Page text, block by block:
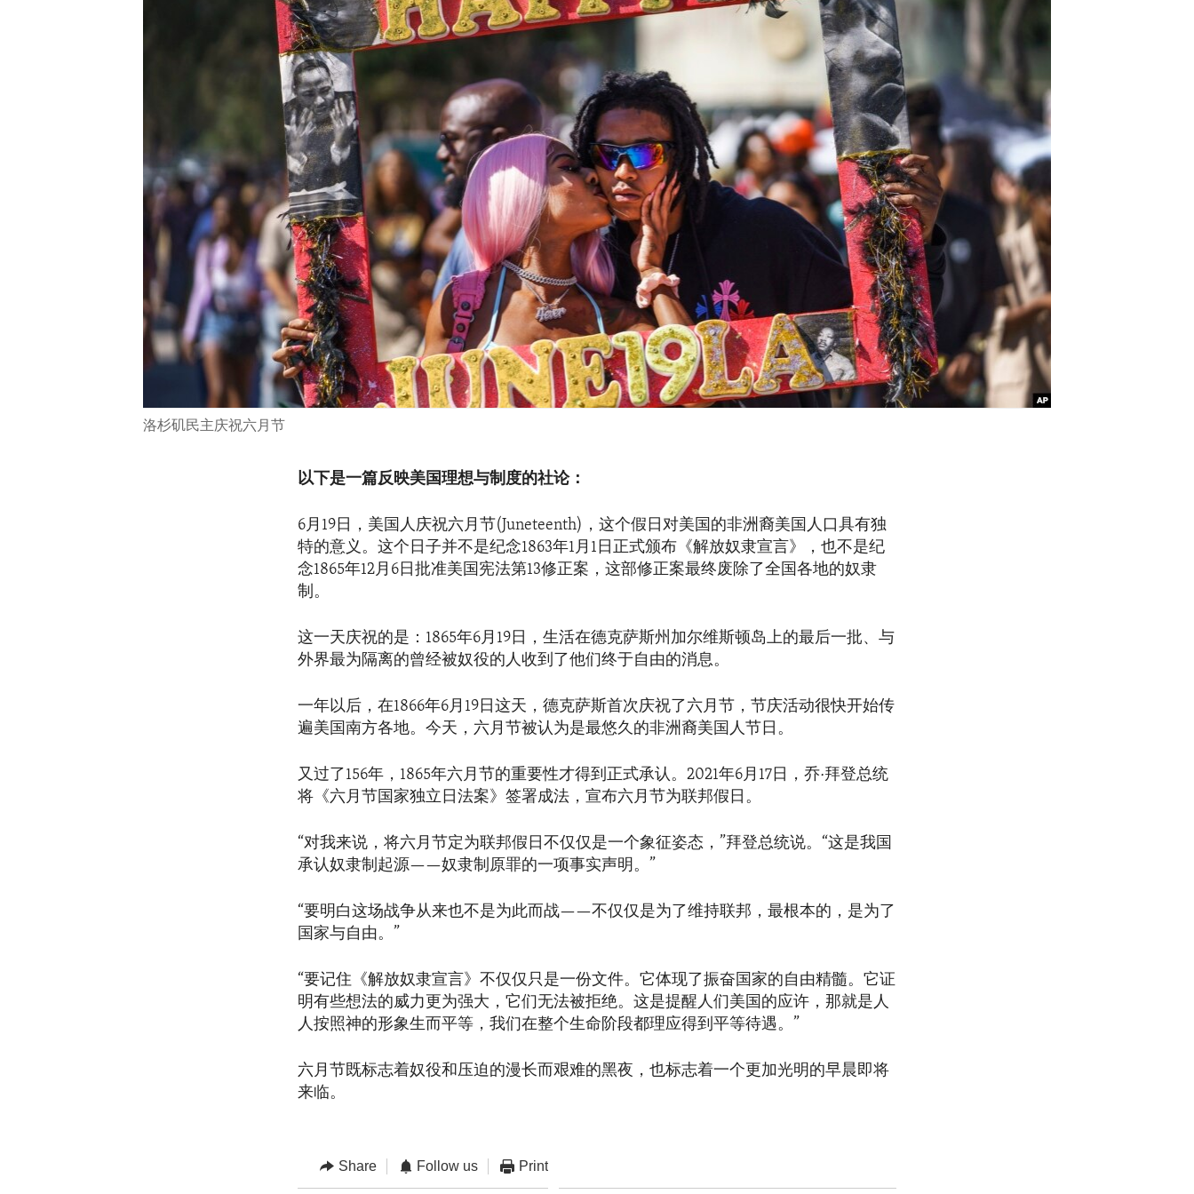
洛杉矶民主庆祝六月节
以下是一篇反映美国理想与制度的社论：
6月19日，美国人庆祝六月节(Juneteenth)，这个假日对美国的非洲裔美国人口具有独
特的意义。这个日子并不是纪念1863年1月1日正式颁布《解放奴隶宣言》，也不是纪
念1865年12月6日批准美国宪法第13修正案，这部修正案最终废除了全国各地的奴隶
制。
这一天庆祝的是：1865年6月19日，生活在德克萨斯州加尔维斯顿岛上的最后一批、与
外界最为隔离的曾经被奴役的人收到了他们终于自由的消息。
一年以后，在1866年6月19日这天，德克萨斯首次庆祝了六月节，节庆活动很快开始传
遍美国南方各地。今天，六月节被认为是最悠久的非洲裔美国人节日。
又过了156年，1865年六月节的重要性才得到正式承认。2021年6月17日，乔·拜登总统
将《六月节国家独立日法案》签署成法，宣布六月节为联邦假日。
“对我来说，将六月节定为联邦假日不仅仅是一个象征姿态，”拜登总统说。“这是我国
承认奴隶制起源——奴隶制原罪的一项事实声明。”
“要明白这场战争从来也不是为此而战——不仅仅是为了维持联邦，最根本的，是为了
国家与自由。”
“要记住《解放奴隶宣言》不仅仅只是一份文件。它体现了振奋国家的自由精髓。它证
明有些想法的威力更为强大，它们无法被拒绝。这是提醒人们美国的应许，那就是人
人按照神的形象生而平等，我们在整个生命阶段都理应得到平等待遇。”
六月节既标志着奴役和压迫的漫长而艰难的黑夜，也标志着一个更加光明的早晨即将
来临。
Share Follow us Print